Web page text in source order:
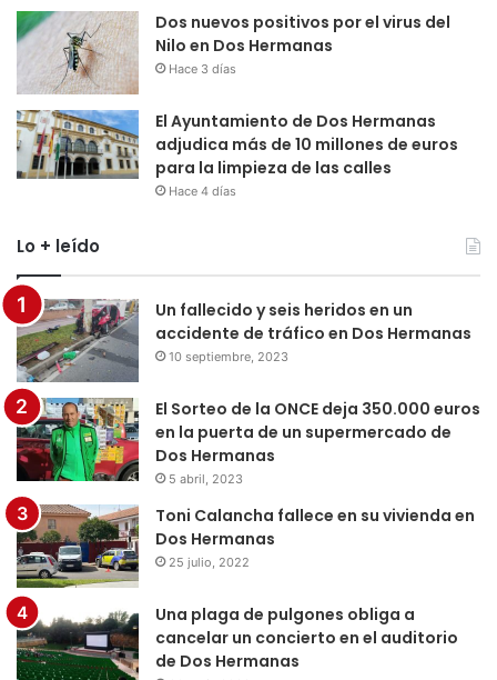
Dos nuevos positivos por el virus del
Nilo en Dos Hermanas
Hace 3 días
El Ayuntamiento de Dos Hermanas
adjudica más de 10 millones de euros
para la limpieza de las calles
Hace 4 días
Lo + leído
Un fallecido y seis heridos en un
accidente de tráfico en Dos Hermanas
10 septiembre, 2023
El Sorteo de la ONCE deja 350.000 euros
en la puerta de un supermercado de
Dos Hermanas
5 abril, 2023
Toni Calancha fallece en su vivienda en
Dos Hermanas
25 julio, 2022
Una plaga de pulgones obliga a
cancelar un concierto en el auditorio
de Dos Hermanas